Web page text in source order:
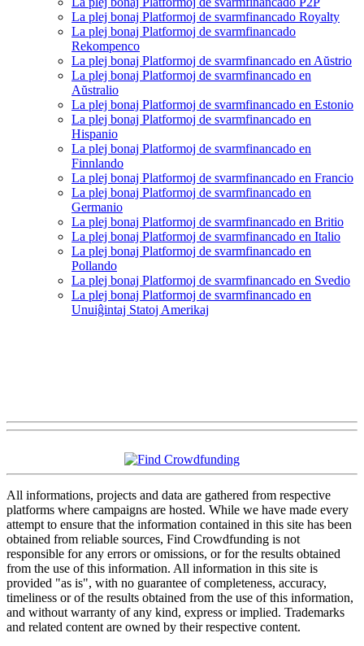
La plej bonaj Platformoj de svarmfinancado Royalty
La plej bonaj Platformoj de svarmfinancado
Rekompenco
La plej bonaj Platformoj de svarmfinancado en Aŭstrio
La plej bonaj Platformoj de svarmfinancado en
Aŭstralio
La plej bonaj Platformoj de svarmfinancado en Estonio
La plej bonaj Platformoj de svarmfinancado en
Hispanio
La plej bonaj Platformoj de svarmfinancado en
Finnlando
La plej bonaj Platformoj de svarmfinancado en Francio
La plej bonaj Platformoj de svarmfinancado en
Germanio
La plej bonaj Platformoj de svarmfinancado en Britio
La plej bonaj Platformoj de svarmfinancado en Italio
La plej bonaj Platformoj de svarmfinancado en
Pollando
La plej bonaj Platformoj de svarmfinancado en Svedio
La plej bonaj Platformoj de svarmfinancado en
Unuiĝintaj Statoj Amerikaj
All informations, projects and data are gathered from respective
platforms where campaigns are hosted. While we have made every
attempt to ensure that the information contained in this site has been
obtained from reliable sources, Find Crowdfunding is not
responsible for any errors or omissions, or for the results obtained
from the use of this information. All information in this site is
provided "as is", with no guarantee of completeness, accuracy,
timeliness or of the results obtained from the use of this information,
and without warranty of any kind, express or implied. Trademarks
and related content are owned by their respective content.